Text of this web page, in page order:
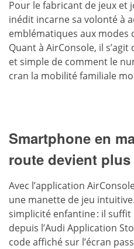
Pour le fabricant de jeux et
inédit incarne sa volonté à
emblématiques aux modes
Quant à AirConsole, il
et simple de comment le
cran la mobilité familiale
Smartphone en
route devient
Avec l’application
une manette de jeu
simplicité enfantine : il
depuis l’Audi Application
code affiché sur l’écran